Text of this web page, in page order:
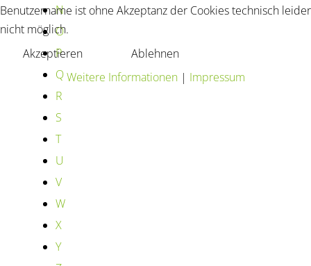
N
O
P
Q
R
S
T
U
V
W
X
Y
Benutzername ist ohne Akzeptanz der Cookies technisch leider
nicht möglich.
Akzeptieren
Ablehnen
Weitere Informationen| Impressum